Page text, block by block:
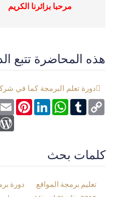
مرحبا بزائرنا الكريم
هذه المحاضرة تتبع
دورة تعلم البرمجة كما في
PinterestLinkedIn
WhatsAppTumblr Copy
Link
كلمات بحث
تعليم برمجة المواقع دورة